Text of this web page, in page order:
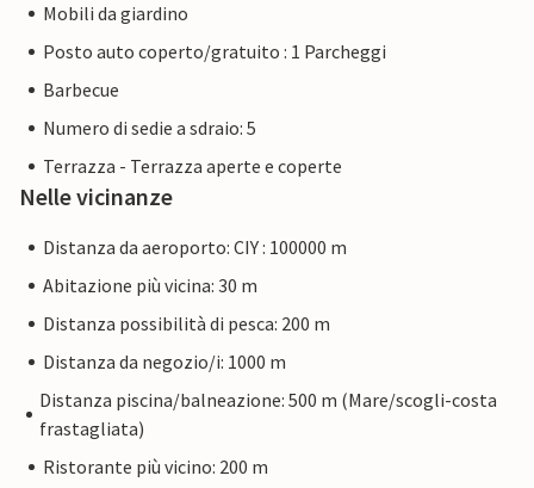
Mobili da giardino
Posto auto coperto/gratuito : 1 Parcheggi
Barbecue
Numero di sedie a sdraio: 5
Terrazza - Terrazza aperte e coperte
Nelle vicinanze
Distanza da aeroporto: CIY : 100000 m
Abitazione più vicina: 30 m
Distanza possibilità di pesca: 200 m
Distanza da negozio/i: 1000 m
Distanza piscina/balneazione: 500 m (Mare/scogli-costa
frastagliata)
Ristorante più vicino: 200 m